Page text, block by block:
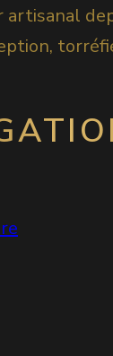
artisanal